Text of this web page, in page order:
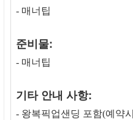
- 매너팁
준비물:
- 매너팁
기타 안내 사항:
- 왕복픽업샌딩 포함(예약